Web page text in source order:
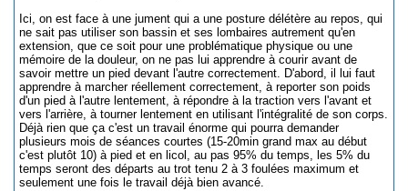
Ici, on est face à une jument qui a une posture délétère au repos, qui
ne sait pas utiliser son bassin et ses lombaires autrement qu'en
extension, que ce soit pour une problématique physique ou une
mémoire de la douleur, on ne pas lui apprendre à courir avant de
savoir mettre un pied devant l'autre correctement. D'abord, il lui faut
apprendre à marcher réellement correctement, à reporter son poids
d'un pied à l'autre lentement, à répondre à la traction vers l'avant et
vers l'arrière, à tourner lentement en utilisant l'intégralité de son corps.
Déjà rien que ça c'est un travail énorme qui pourra demander
plusieurs mois de séances courtes (15-20min grand max au début
c'est plutôt 10) à pied et en licol, au pas 95% du temps, les 5% du
temps seront des départs au trot tenu 2 à 3 foulées maximum et
seulement une fois le travail déjà bien avancé.